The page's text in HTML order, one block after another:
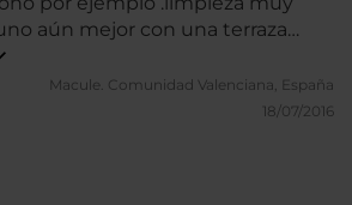
del mar.
Macule. Comunidad Valenciana, España
18/07/2016